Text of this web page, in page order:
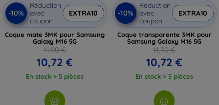
-10%
Réduction
avec
coupon
EXTRA10
Coque mate 3MK pour Samsung
Galaxy M16 5G
11,90 €
10,72 €
En stock > 5 pièces
-10%
Réduction
avec
coupon
EXTRA10
Coque transparente 3MK pour
Samsung Galaxy M16 5G
11,90 €
10,72 €
En stock > 5 pièces